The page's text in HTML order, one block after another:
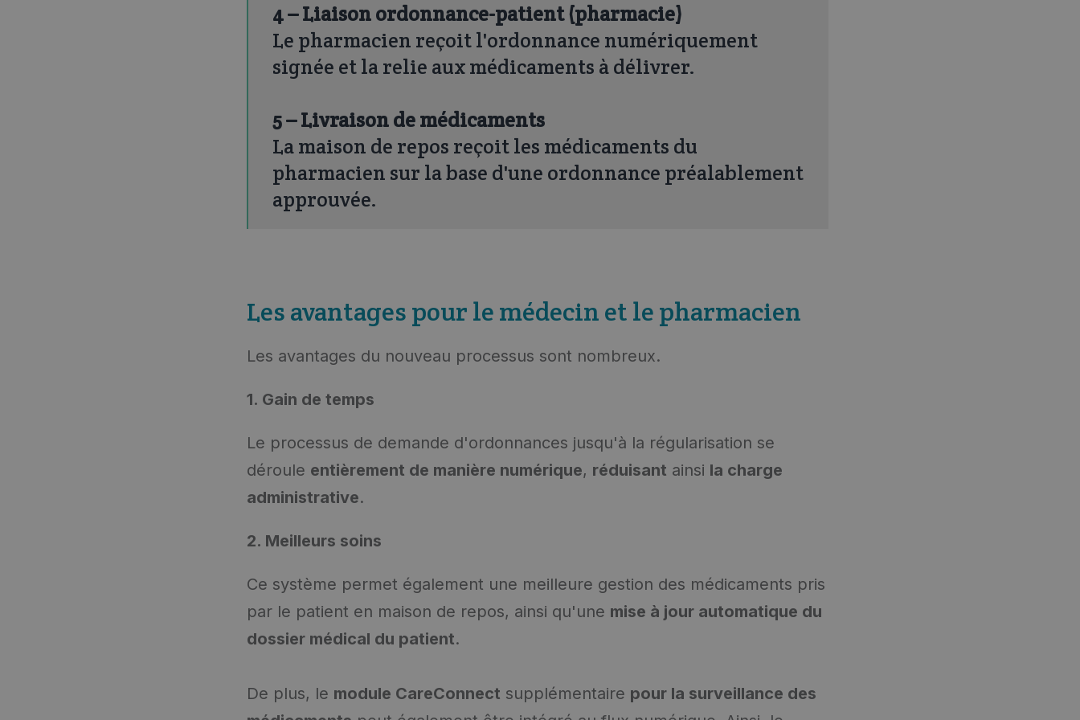
4 – Liaison ordonnance-patient (pharmacie)
Le pharmacien reçoit l'ordonnance numériquement
signée et la relie aux médicaments à délivrer.
5 – Livraison de médicaments
La maison de repos reçoit les médicaments du
pharmacien sur la base d'une ordonnance préalablement
approuvée.
Les avantages pour le médecin et le pharmacien
Les avantages du nouveau processus sont nombreux.
1. Gain de temps
Le processus de demande d'ordonnances jusqu'à la régularisation se
déroule entièrement de manière numérique, réduisant ainsi la charge
administrative.
2. Meilleurs soins
Ce système permet également une meilleure gestion des médicaments pris
par le patient en maison de repos, ainsi qu'une mise à jour automatique du
dossier médical du patient.
De plus, le module CareConnect supplémentaire pour la surveillance des